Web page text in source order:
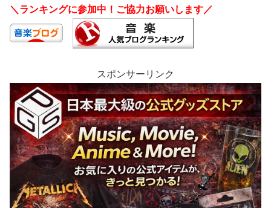
＼ランキングに参加中！ご協力お願いします／
スポンサーリンク